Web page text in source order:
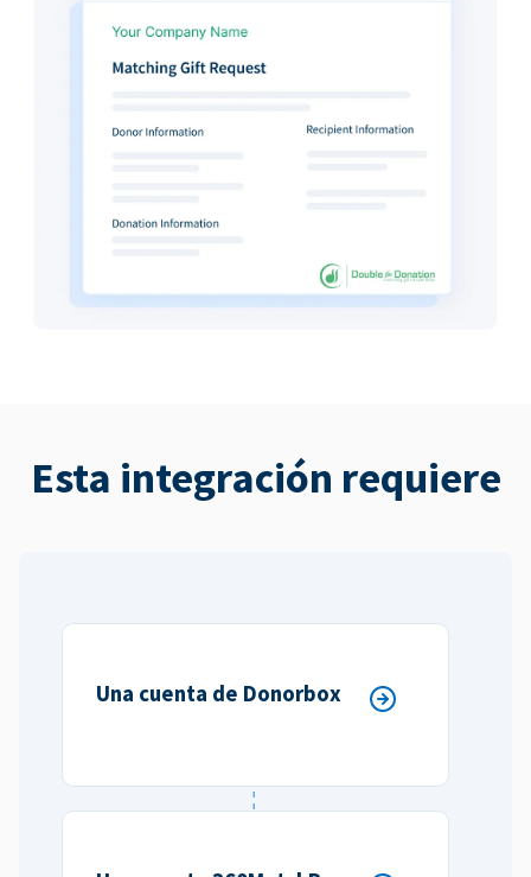
Esta integración requiere
Una cuenta de Donorbox